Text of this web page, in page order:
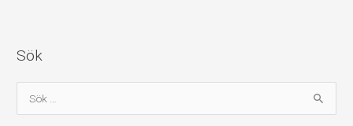
Sök
ö